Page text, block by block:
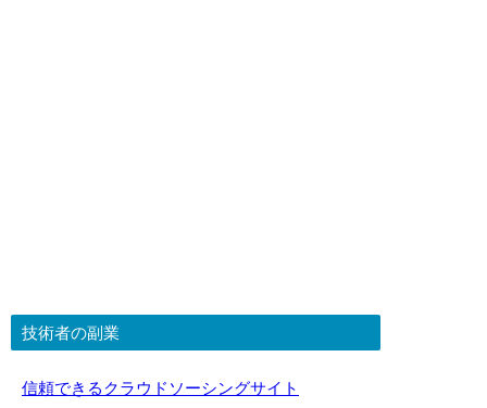
技術者の副業
信頼できるクラウドソーシングサイト